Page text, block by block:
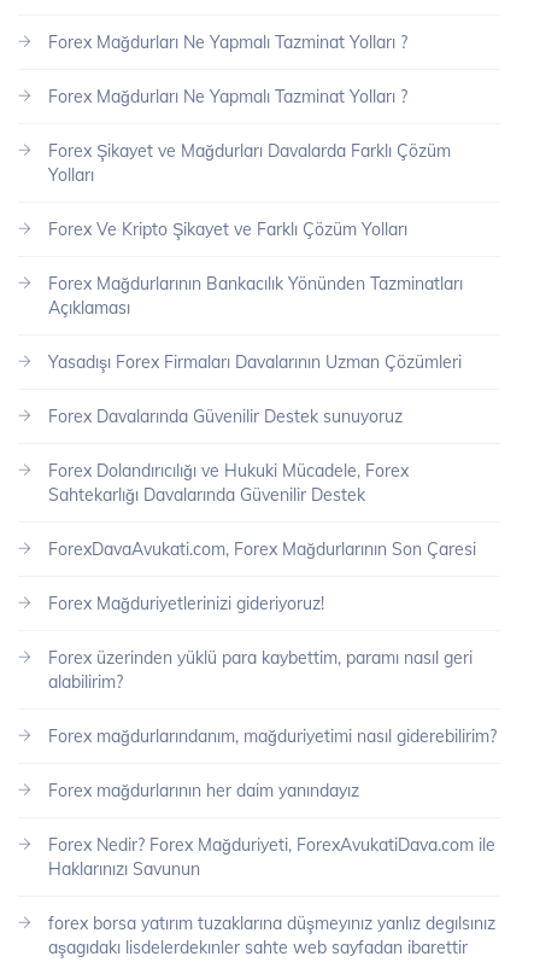
Forex Mağdurları Ne Yapmalı Tazminat Yolları ?
Forex Mağdurları Ne Yapmalı Tazminat Yolları ?
Forex Şikayet ve Mağdurları Davalarda Farklı Çözüm
Yolları
Forex Ve Kripto Şikayet ve Farklı Çözüm Yolları
Forex Mağdurlarının Bankacılık Yönünden Tazminatları
Açıklaması
Yasadışı Forex Firmaları Davalarının Uzman Çözümleri
Forex Davalarında Güvenilir Destek sunuyoruz
Forex Dolandırıcılığı ve Hukuki Mücadele, Forex
Sahtekarlığı Davalarında Güvenilir Destek
ForexDavaAvukati.com, Forex Mağdurlarının Son Çaresi
Forex Mağduriyetlerinizi gideriyoruz!
Forex üzerinden yüklü para kaybettim, paramı nasıl geri
alabilirim?
Forex mağdurlarındanım, mağduriyetimi nasıl giderebilirim?
Forex mağdurlarının her daim yanındayız
Forex Nedir? Forex Mağduriyeti, ForexAvukatiDava.com ile
Haklarınızı Savunun
forex borsa yatırım tuzaklarına düşmeyınız yanlız degılsınız
aşagıdakı lisdelerdekınler sahte web sayfadan ibarettir